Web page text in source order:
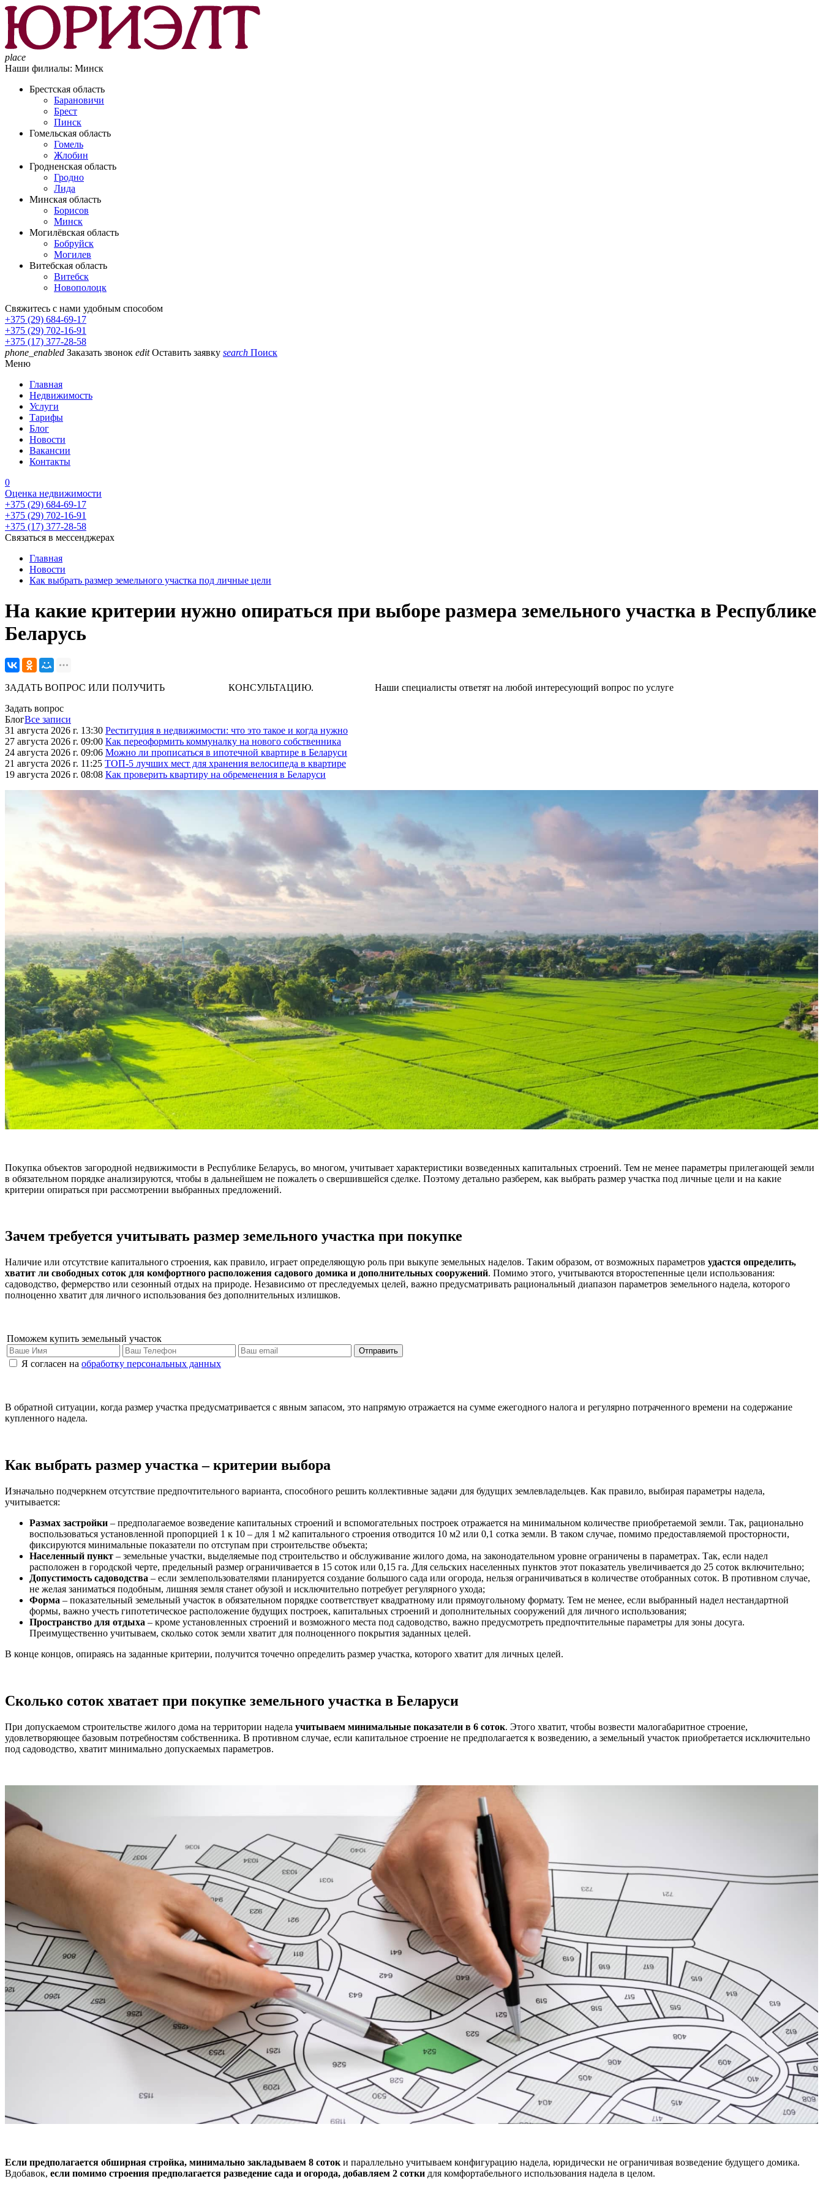
place
Наши филиалы: Минск
Брестская область
Барановичи
Брест
Пинск
Гомельская область
Гомель
Жлобин
Гродненская область
Гродно
Лида
Минская область
Борисов
Минск
Могилёвская область
Бобруйск
Могилев
Витебская область
Витебск
Новополоцк
Свяжитесь с нами удобным способом
+375 (29) 684-69-17
+375 (29) 702-16-91
+375 (17) 377-28-58
phone_enabled Заказать звонок edit Оставить заявку search Поиск
Меню
Главная
Недвижимость
Услуги
Тарифы
Блог
Новости
Вакансии
Контакты
0
Оценка недвижимости
+375 (29) 684-69-17
+375 (29) 702-16-91
+375 (17) 377-28-58
Связаться в мессенджерах
Главная
Новости
Как выбрать размер земельного участка под личные цели
На какие критерии нужно опираться при выборе размера земельного участка в Республике
Беларусь
ЗАДАТЬ ВОПРОС ИЛИ ПОЛУЧИТЬ КОНСУЛЬТАЦИЮ. Наши специалисты ответят на любой интересующий вопрос по услуге
Задать вопрос
БлогВсе записи
31 августа 2026 г. 13:30 Реституция в недвижимости: что это такое и когда нужно
27 августа 2026 г. 09:00 Как переоформить коммуналку на нового собственника
24 августа 2026 г. 09:06 Можно ли прописаться в ипотечной квартире в Беларуси
21 августа 2026 г. 11:25 ТОП-5 лучших мест для хранения велосипеда в квартире
19 августа 2026 г. 08:08 Как проверить квартиру на обременения в Беларуси
Покупка объектов загородной недвижимости в Республике Беларусь, во многом, учитывает характеристики возведенных капитальных строений. Тем не менее параметры прилегающей земли
в обязательном порядке анализируются, чтобы в дальнейшем не пожалеть о свершившейся сделке. Поэтому детально разберем, как выбрать размер участка под личные цели и на какие
критерии опираться при рассмотрении выбранных предложений.
Зачем требуется учитывать размер земельного участка при покупке
Наличие или отсутствие капитального строения, как правило, играет определяющую роль при выкупе земельных наделов. Таким образом, от возможных параметров удастся определить,
хватит ли свободных соток для комфортного расположения садового домика и дополнительных сооружений. Помимо этого, учитываются второстепенные цели использования:
садоводство, фермерство или сезонный отдых на природе. Независимо от преследуемых целей, важно предусматривать рациональный диапазон параметров земельного надела, которого
полноценно хватит для личного использования без дополнительных излишков.
Поможем купить земельный участок
Отправить
Я согласен на обработку персональных данных
В обратной ситуации, когда размер участка предусматривается с явным запасом, это напрямую отражается на сумме ежегодного налога и регулярно потраченного времени на содержание
купленного надела.
Как выбрать размер участка – критерии выбора
Изначально подчеркнем отсутствие предпочтительного варианта, способного решить коллективные задачи для будущих землевладельцев. Как правило, выбирая параметры надела,
учитывается:
Размах застройки – предполагаемое возведение капитальных строений и вспомогательных построек отражается на минимальном количестве приобретаемой земли. Так, рационально
воспользоваться установленной пропорцией 1 к 10 – для 1 м2 капитального строения отводится 10 м2 или 0,1 сотка земли. В таком случае, помимо предоставляемой просторности,
фиксируются минимальные показатели по отступам при строительстве объекта;
Населенный пункт – земельные участки, выделяемые под строительство и обслуживание жилого дома, на законодательном уровне ограничены в параметрах. Так, если надел
расположен в городской черте, предельный размер ограничивается в 15 соток или 0,15 га. Для сельских населенных пунктов этот показатель увеличивается до 25 соток включительно;
Допустимость садоводства – если землепользователями планируется создание большого сада или огорода, нельзя ограничиваться в количестве отобранных соток. В противном случае,
не желая заниматься подобным, лишняя земля станет обузой и исключительно потребует регулярного ухода;
Форма – показательный земельный участок в обязательном порядке соответствует квадратному или прямоугольному формату. Тем не менее, если выбранный надел нестандартной
формы, важно учесть гипотетическое расположение будущих построек, капитальных строений и дополнительных сооружений для личного использования;
Пространство для отдыха – кроме установленных строений и возможного места под садоводство, важно предусмотреть предпочтительные параметры для зоны досуга.
Преимущественно учитываем, сколько соток земли хватит для полноценного покрытия заданных целей.
В конце концов, опираясь на заданные критерии, получится точечно определить размер участка, которого хватит для личных целей.
Сколько соток хватает при покупке земельного участка в Беларуси
При допускаемом строительстве жилого дома на территории надела учитываем минимальные показатели в 6 соток. Этого хватит, чтобы возвести малогабаритное строение,
удовлетворяющее базовым потребностям собственника. В противном случае, если капитальное строение не предполагается к возведению, а земельный участок приобретается исключительно
под садоводство, хватит минимально допускаемых параметров.
Если предполагается обширная стройка, минимально закладываем 8 соток и параллельно учитываем конфигурацию надела, юридически не ограничивая возведение будущего домика.
Вдобавок, если помимо строения предполагается разведение сада и огорода, добавляем 2 сотки для комфортабельного использования надела в целом.